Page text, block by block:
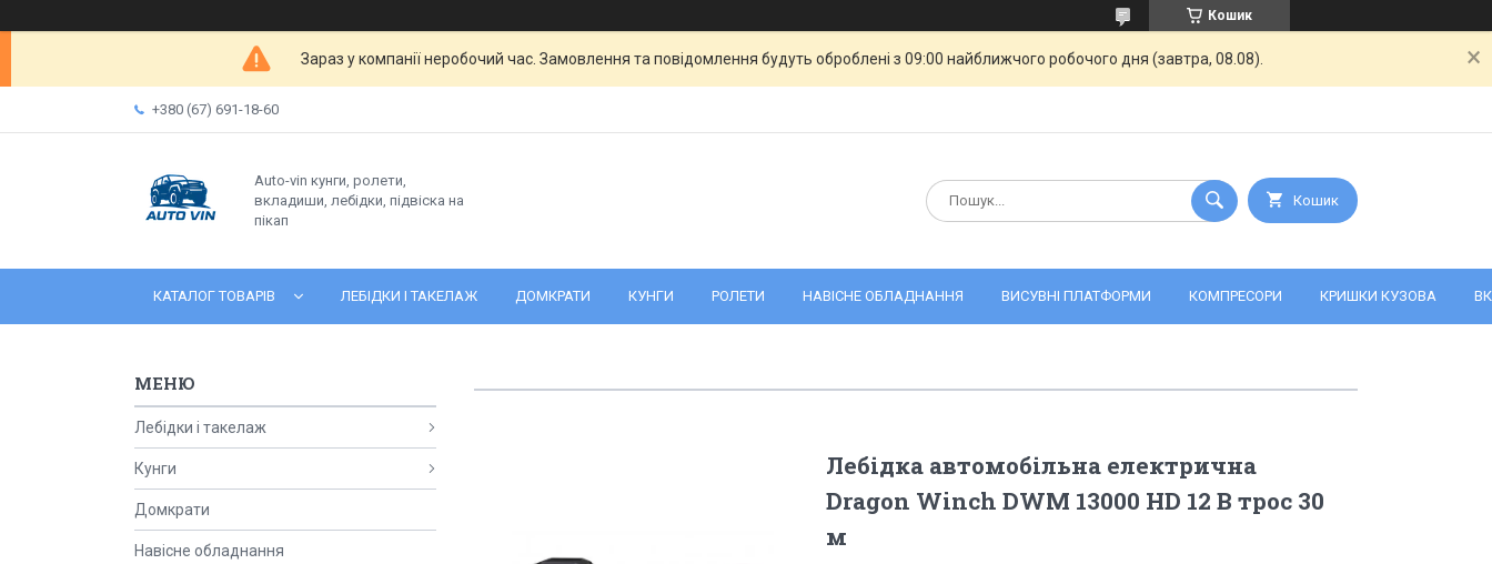
Кошик
Зараз у компанії неробочий час. Замовлення та повідомлення будуть оброблені з 09:00 найближчого робочого дня (завтра, 08.08).
+380 (67) 691-18-60
Auto-vin кунги, ролети,
вкладиши, лебідки, підвіска на
пікап
Кошик
КАТАЛОГ ТОВАРІВ ЛЕБІДКИ І ТАКЕЛАЖ ДОМКРАТИ КУНГИ РОЛЕТИ НАВІСНЕ ОБЛАДНАННЯ ВИСУВНІ ПЛАТФОРМИ КОМПРЕСОРИ КРИШКИ КУЗОВА
Лебідка автомобільна електрична
Dragon Winch DWM 13000 HD 12 В трос 30
м
Лебідки і такелаж
Кунги
Домкрати
Навісне обладнання